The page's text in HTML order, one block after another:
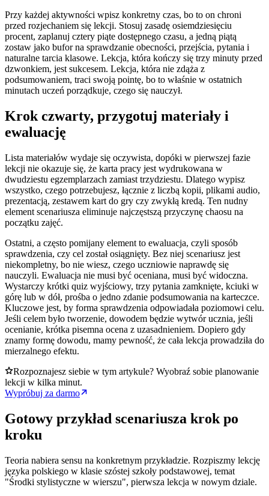
Przy każdej aktywności wpisz konkretny czas, bo to on chroni
przed rozjechaniem się lekcji. Stosuj zasadę osiemdziesięciu
procent, zaplanuj cztery piąte dostępnego czasu, a jedną piątą
zostaw jako bufor na sprawdzanie obecności, przejścia, pytania i
naturalne tarcia klasowe. Lekcja, która kończy się trzy minuty przed
dzwonkiem, jest sukcesem. Lekcja, która nie zdąża z
podsumowaniem, traci swoją pointę, bo to właśnie w ostatnich
minutach uczeń porządkuje, czego się nauczył.
Krok czwarty, przygotuj materiały i
ewaluację
Lista materiałów wydaje się oczywista, dopóki w pierwszej fazie
lekcji nie okazuje się, że karta pracy jest wydrukowana w
dwudziestu egzemplarzach zamiast trzydziestu. Dlatego wypisz
wszystko, czego potrzebujesz, łącznie z liczbą kopii, plikami audio,
prezentacją, zestawem kart do gry czy zwykłą kredą. Ten nudny
element scenariusza eliminuje najczęstszą przyczynę chaosu na
początku zajęć.
Ostatni, a często pomijany element to ewaluacja, czyli sposób
sprawdzenia, czy cel został osiągnięty. Bez niej scenariusz jest
niekompletny, bo nie wiesz, czego uczniowie naprawdę się
nauczyli. Ewaluacja nie musi być oceniana, musi być widoczna.
Wystarczy krótki quiz wyjściowy, trzy pytania zamknięte, kciuki w
górę lub w dół, prośba o jedno zdanie podsumowania na karteczce.
Kluczowe jest, by forma sprawdzenia odpowiadała poziomowi celu.
Jeśli celem było tworzenie, dowodem będzie wytwór ucznia, jeśli
ocenianie, krótka pisemna ocena z uzasadnieniem. Dopiero gdy
znamy formę dowodu, mamy pewność, że cała lekcja prowadziła do
mierzalnego efektu.
Rozpoznajesz siebie w tym artykule? Wyobraź sobie planowanie
lekcji w kilka minut.
Wypróbuj za darmo
Gotowy przykład scenariusza krok po
kroku
Teoria nabiera sensu na konkretnym przykładzie. Rozpiszmy lekcję
języka polskiego w klasie szóstej szkoły podstawowej, temat
"Środki stylistyczne w wierszu", pierwsza lekcja w nowym dziale.